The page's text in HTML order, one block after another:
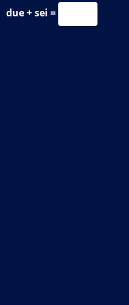
due + sei =